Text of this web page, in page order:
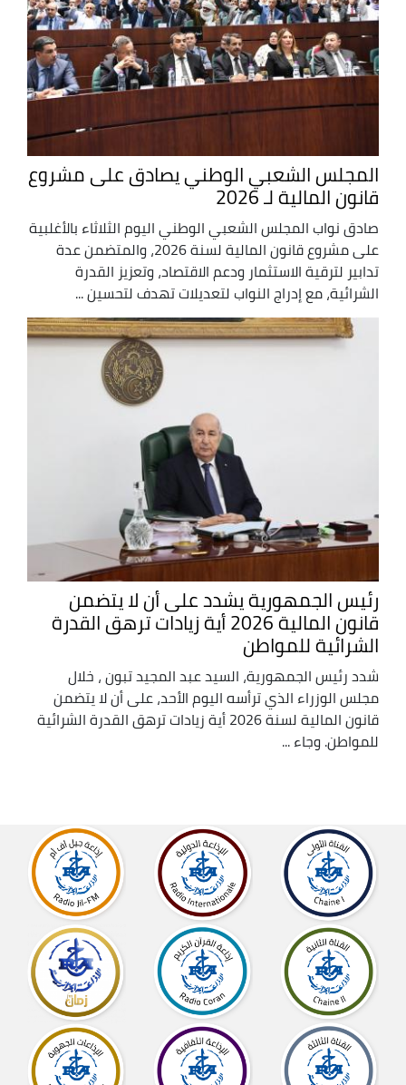
المجلس الشعبي الوطني يصادق على مشروع
قانون المالية لـ 2026
صادق نواب المجلس الشعبي الوطني اليوم الثلاثاء بالأغلبية
على مشروع قانون المالية لسنة 2026، والمتضمن عدة
تدابير لترقية الاستثمار ودعم الاقتصاد، وتعزيز القدرة
الشرائية، مع إدراج النواب لتعديلات تهدف لتحسين ...
رئيس الجمهورية يشدد على أن لا يتضمن
قانون المالية 2026 أية زيادات ترهق القدرة
الشرائية للمواطن
شدد رئيس الجمهورية، السيد عبد المجيد تبون ، خلال
مجلس الوزراء الذي ترأسه اليوم الأحد، على أن لا يتضمن
قانون المالية لسنة 2026 أية زيادات ترهق القدرة الشرائية
للمواطن. وجاء ...